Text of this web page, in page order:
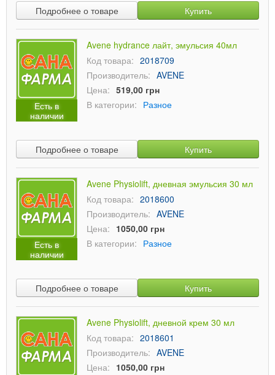
Подробнее о товаре Купить
Есть в
наличии
Avene hydrance лайт, эмульсия 40мл
Код товара: 2018709
Производитель: AVENE
Цена: 519,00 грн
В категории: Разное
Подробнее о товаре Купить
Есть в
наличии
Avene Physiolift, дневная эмульсия 30 мл
Код товара: 2018600
Производитель: AVENE
Цена: 1050,00 грн
В категории: Разное
Подробнее о товаре Купить
Avene Physiolift, дневной крем 30 мл
Код товара: 2018601
Производитель: AVENE
Цена: 1050,00 грн